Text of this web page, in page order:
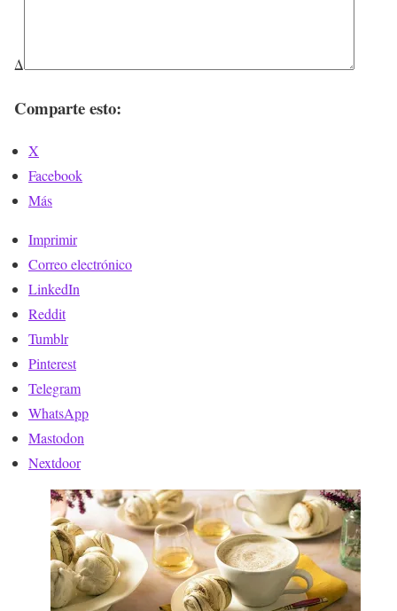
Δ
Comparte esto:
X
Facebook
Más
Imprimir
Correo electrónico
LinkedIn
Reddit
Tumblr
Pinterest
Telegram
WhatsApp
Mastodon
Nextdoor